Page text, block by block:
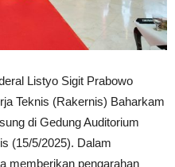
Listyo Sigit Prabowo
Teknis (Rakernis) Baharkam
di Gedung Auditorium
(15/5/2025). Dalam
memberikan pengarahan